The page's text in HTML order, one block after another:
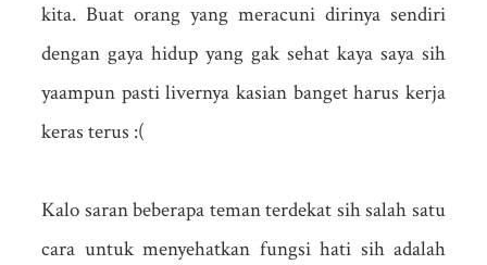
kita. Buat orang yang meracuni dirinya sendiri
dengan gaya hidup yang gak sehat kaya saya sih
yaampun pasti livernya kasian banget harus kerja
keras terus :(
Kalo saran beberapa teman terdekat sih salah satu
cara untuk menyehatkan fungsi hati sih adalah